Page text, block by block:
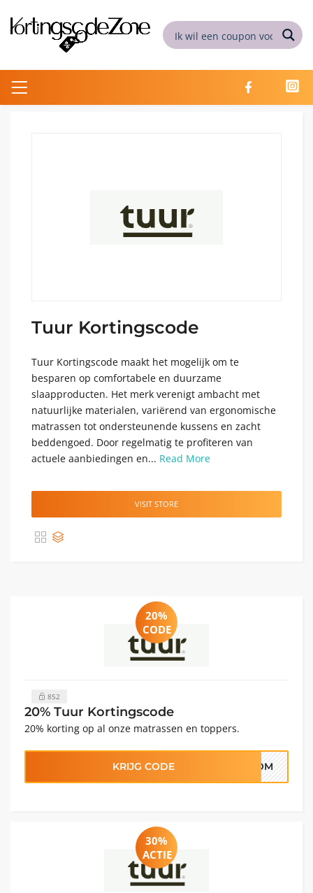
Tuur Kortingscode
Tuur Kortingscode maakt het mogelijk om te
besparen op comfortabele en duurzame
slaapproducten. Het merk verenigt ambacht met
natuurlijke materialen, variërend van ergonomische
matrassen tot ondersteunende kussens en zacht
beddengoed. Door regelmatig te profiteren van
actuele aanbiedingen en... Read More
VISIT STORE
20%
CODE
852
20% Tuur Kortingscode
20% korting op al onze matrassen en toppers.
KRIJG CODE ROOM
30%
ACTIE